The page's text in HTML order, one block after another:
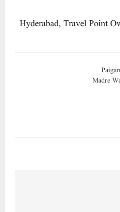
Hyderabad, Travel Point